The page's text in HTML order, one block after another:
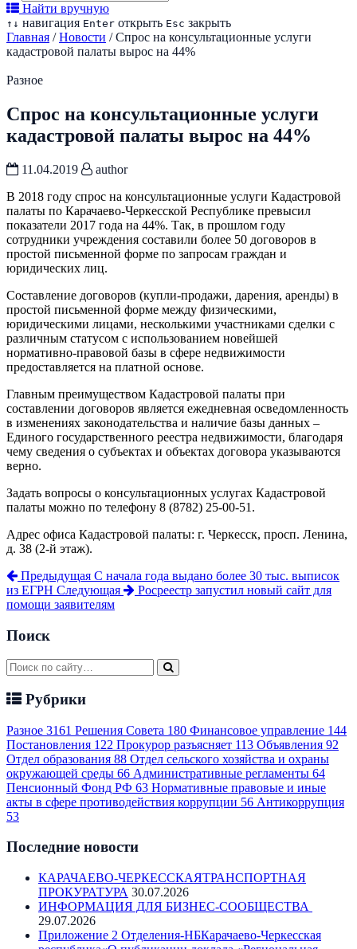
Найти вручную
↑ ↓ навигация Enter открыть Esc закрыть
Главная / Новости / Спрос на консультационные услуги
кадастровой палаты вырос на 44%
Разное
Спрос на консультационные услуги
кадастровой палаты вырос на 44%
11.04.2019
author
В 2018 году спрос на консультационные услуги Кадастровой
палаты по Карачаево-Черкесской Республике превысил
показатели 2017 года на 44%. Так, в прошлом году
сотрудники учреждения составили более 50 договоров в
простой письменной форме по запросам граждан и
юридических лиц.
Составление договоров (купли-продажи, дарения, аренды) в
простой письменной форме между физическими,
юридическими лицами, несколькими участниками сделки с
различным статусом с использованием новейшей
нормативно-правовой базы в сфере недвижимости
предоставляется на платной основе.
Главным преимуществом Кадастровой палаты при
составлении договоров является ежедневная осведомленность
в изменениях законодательства и наличие базы данных –
Единого государственного реестра недвижимости, благодаря
чему сведения о субъектах и объектах договора указываются
верно.
Задать вопросы о консультационных услугах Кадастровой
палаты можно по телефону 8 (8782) 25-00-51.
Адрес офиса Кадастровой палаты: г. Черкесск, просп. Ленина,
д. 38 (2-й этаж).
Предыдущая С начала года выдано более 30 тыс. выписок
из ЕГРН Следующая
Росреестр запустил новый сайт для
помощи заявителям
Поиск
Рубрики
Разное 3161 Решения Совета 180 Финансовое управление 144
Постановления 122 Прокурор разъясняет 113 Объявления 92
Отдел образования 88 Отдел сельского хозяйства и охраны
окружающей среды 66 Административные регламенты 64
Пенсионный Фонд РФ 63 Нормативные правовые и иные
акты в сфере противодействия коррупции 56 Антикоррупция
53
Последние новости
КАРАЧАЕВО-ЧЕРКЕССКАЯТРАНСПОРТНАЯ
ПРОКУРАТУРА 30.07.2026
ИНФОРМАЦИЯ ДЛЯ БИЗНЕС-СООБЩЕСТВА
29.07.2026
Приложение 2 Отделения-НБКарачаево-Черкесская